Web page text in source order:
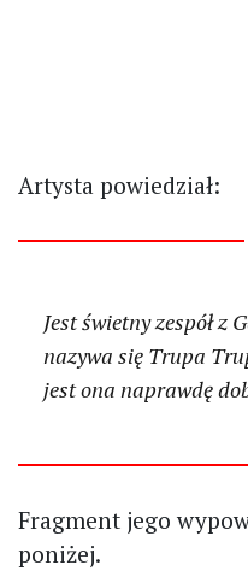
Artysta powiedział:
Jest świetny zespół z
nazywa się Trupa
jest ona naprawdę
Fragment jego
poniżej.